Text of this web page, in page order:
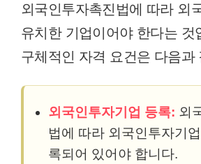
외국인투자촉진법에 따라 외
유치한 기업이어야 한다는 것
구체적인 자격 요건은 다음과
외국인투자기업 등록: 외
법에 따라 외국인투자기
록되어 있어야 합니다.